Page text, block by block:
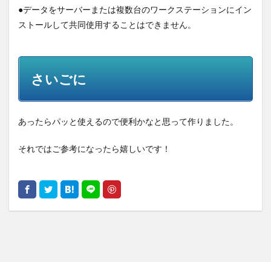
●データをサーバーまたは複数台のワークステーションにイン
ストールして共同使用することはできません。
さいごに
あったらパッと使えるので便利かなと思って作りました。
それではご参考になったら嬉しいです！